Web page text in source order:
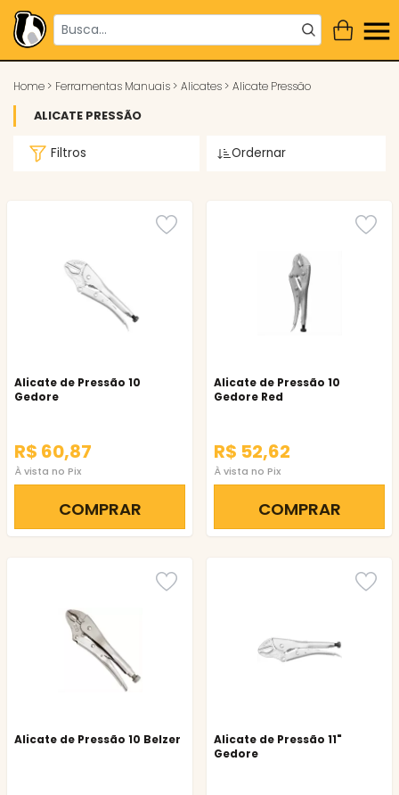
Home > Ferramentas Manuais > Alicates > Alicate Pressão
ALICATE PRESSÃO
Filtros Ordernar
Alicate de Pressão 10
Gedore
R$ 60,87
À vista no Pix
COMPRAR
Alicate de Pressão 10
Gedore Red
R$ 52,62
À vista no Pix
COMPRAR
Alicate de Pressão 10 Belzer
Alicate de Pressão 11"
Gedore